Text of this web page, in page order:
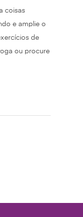
coisas
e amplie o
de
ou procure